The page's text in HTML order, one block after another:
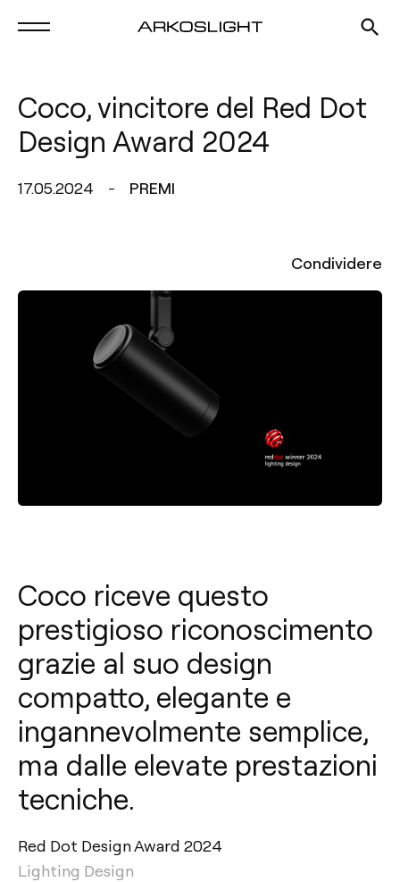
Coco, vincitore del Red Dot
Design Award 2024
17.05.2024 PREMI
Condividere
Coco riceve questo
prestigioso riconoscimento
grazie al suo design
compatto, elegante e
ingannevolmente semplice,
ma dalle elevate prestazioni
tecniche.
Red Dot Design Award 2024
Lighting Design